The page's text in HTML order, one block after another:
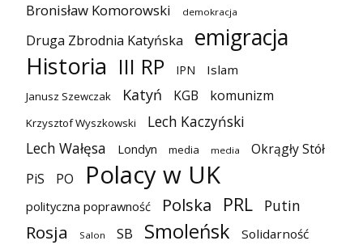
Bronisław Komorowski demokracja
Druga Zbrodnia Katyńska
emigracja
Historia III RP IPN Islam
Janusz Szewczak Katyń KGB komunizm
Krzysztof Wyszkowski
Lech Kaczyński
Lech Wałęsa
Londyn media media
Okrągły Stół
PiS
PO Polacy w UK
polityczna poprawność Polska PRL Putin
Rosja Salon SB Smoleńsk Solidarność